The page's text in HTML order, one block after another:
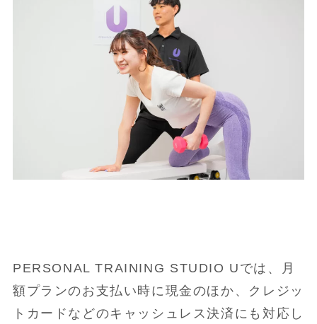
PERSONAL TRAINING STUDIO Uでは、月
額プランのお支払い時に現金のほか、クレジッ
トカードなどのキャッシュレス決済にも対応し